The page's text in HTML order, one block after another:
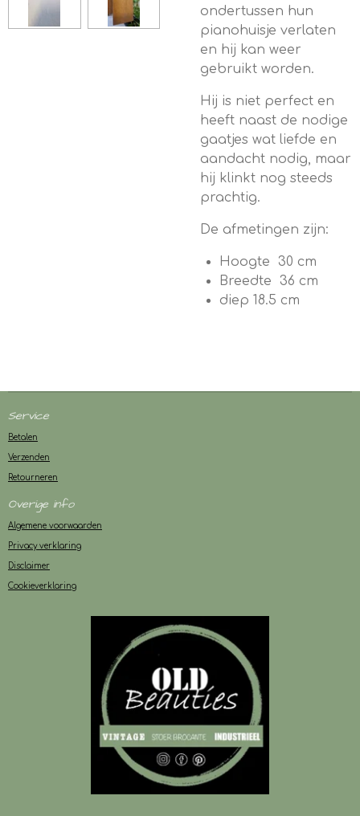
ondertussen hun
pianohuisje verlaten
en hij kan weer
gebruikt worden.
Hij is niet perfect en
heeft naast de nodige
gaatjes wat liefde en
aandacht nodig, maar
hij klinkt nog steeds
prachtig.
De afmetingen zijn:
Hoogte 30 cm
Breedte 36 cm
diep 18.5 cm
Service
Betalen
Verzenden
Retourneren
Overige info
Algemene voorwaarden
Privacy verklaring
Disclaimer
Cookieverklaring